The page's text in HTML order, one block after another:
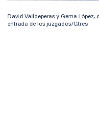
David Valldeperas y Gema
entrada de los juzgados/Gtres